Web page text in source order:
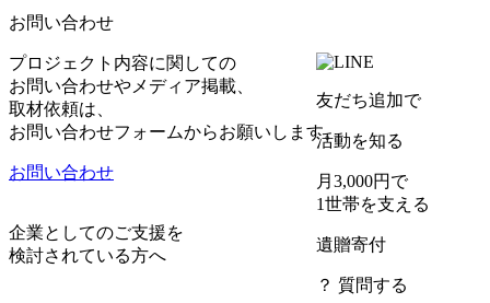
友だち追加で
活動を知る
月3,000円で
1世帯を支える
遺贈寄付
？ 質問する
お問い合わせ
プロジェクト内容に関しての
お問い合わせやメディア掲載、
取材依頼は、
お問い合わせフォームからお願いします。
お問い合わせ
企業としてのご支援を
検討されている方へ